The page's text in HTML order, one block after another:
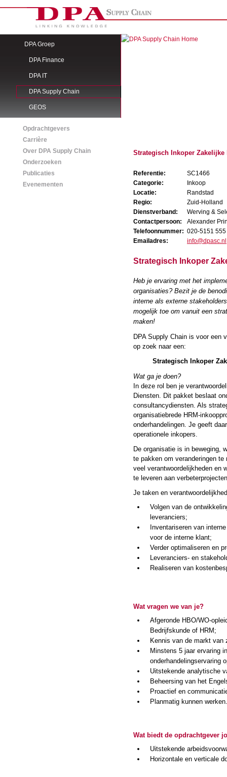
DPA Groep
DPA Finance
DPA IT
DPA Supply Chain
GEOS
Strategisch Inkoper Zakelijke
Referentie:
SC1466
Categorie:
Inkoop
Locatie:
Randstad
Regio:
Zuid-Holland
Dienstverband:
Werving &
Contactpersoon:
Alexander
Telefoonnummer: 020-5151 555
Emailadres:
info@dpasc.nl
Strategisch Inkoper
Heb je ervaring met het
organisaties? Bezit je de
interne als externe
mogelijk toe om vanuit een
maken!
DPA Supply Chain is voor een
op zoek naar een:
Strategisch Inkoper
Wat ga je doen?
In deze rol ben je
Diensten. Dit pakket beslaat
consultancydiensten. Als
organisatiebrede HRM-
onderhandelingen. Je geeft
operationele inkopers.
De organisatie is in beweging,
te pakken om veranderingen
veel verantwoordelijkheden en
te leveren aan
Je taken en
Volgen van de
leveranciers;
Inventariseren van
voor de interne klant;
Verder optimaliseren en
Leveranciers- en
Realiseren van
Wat vragen we van je?
Afgeronde HBO/WO-
Bedrijfskunde of HRM;
Kennis van de markt van
Minstens 5 jaar ervaring
onderhandelingservaring
Uitstekende analytische
Beheersing van het
Proactief en
Planmatig kunnen werken.
Wat biedt de opdrachtgever
Uitstekende
Horizontale en verticale
Opdrachtgevers
Carrière
Over DPA Supply Chain
Onderzoeken
Publicaties
Evenementen